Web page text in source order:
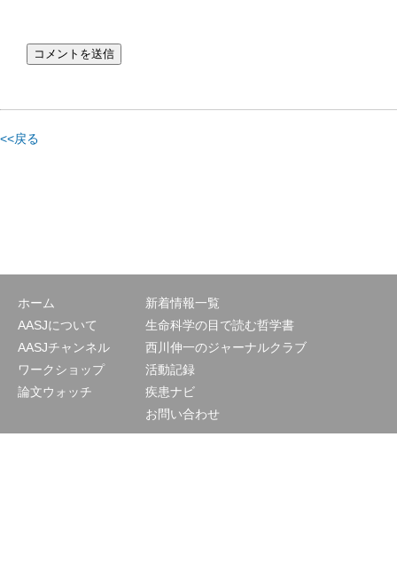
<<戻る
ホーム
AASJについて
AASJチャンネル
ワークショップ
論文ウォッチ
新着情報一覧
生命科学の目で読む哲学書
西川伸一のジャーナルクラブ
活動記録
疾患ナビ
お問い合わせ